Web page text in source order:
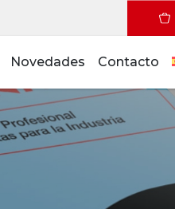
Novedades Contacto